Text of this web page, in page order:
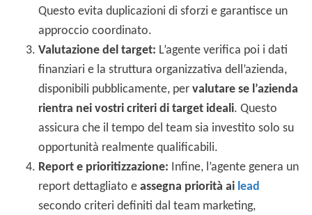
Questo evita duplicazioni di sforzi e garantisce un
approccio coordinato.
Valutazione del target: L’agente verifica poi i dati
finanziari e la struttura organizzativa dell’azienda,
disponibili pubblicamente, per valutare se l’azienda
rientra nei vostri criteri di target ideali. Questo
assicura che il tempo del team sia investito solo su
opportunità realmente qualificabili.
Report e prioritizzazione: Infine, l’agente genera un
report dettagliato e assegna priorità ai lead
secondo criteri definiti dal team marketing,